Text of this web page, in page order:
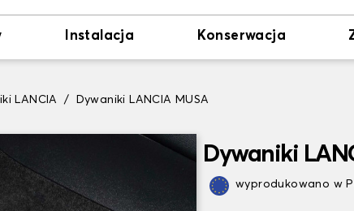
Instalacja Konserwacja
LANCIA Dywaniki LANCIA MUSA
Dywaniki
wyprodukowano w